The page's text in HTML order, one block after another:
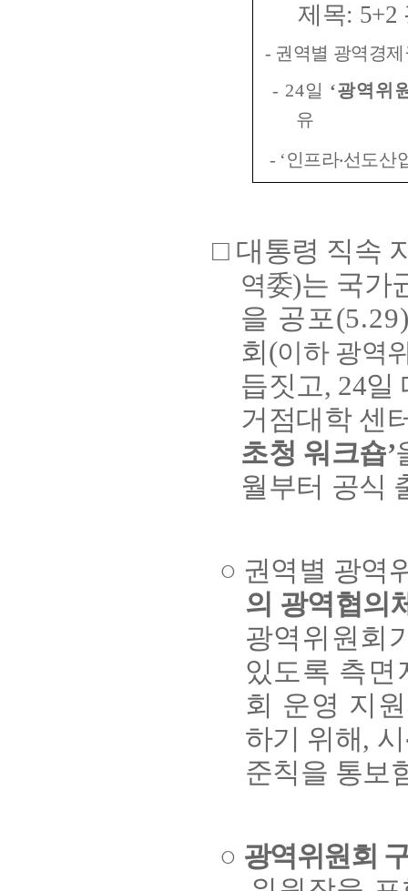
제목: 5+2
- 권역별 광역경
- 24일 ‘광역위
유
- ‘인프라‧선도산
□ 대통령 직속
역委)는 국가
을 공포
회(이하 광역
듭짓고, 24일
거점대학 센
초청 워크숍’
월부터 공식
○ 권역별 광역
의 광역협의
광역위원회
있도록 측
회 운영 지
하기 위해,
준칙을 통보
○ 광역위원회